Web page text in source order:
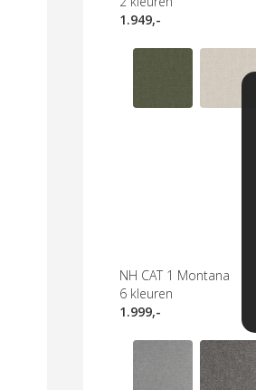
1.949,-
NH CAT 1 Montana
6 kleuren
1.999,-